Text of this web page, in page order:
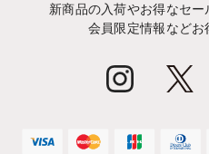
新商品の入荷やお得なセー
会員限定情報などお